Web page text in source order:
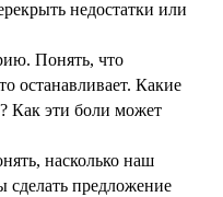
недостатки или
Понять, что
останавливает. Какие
Как эти боли может
насколько наш
предложение